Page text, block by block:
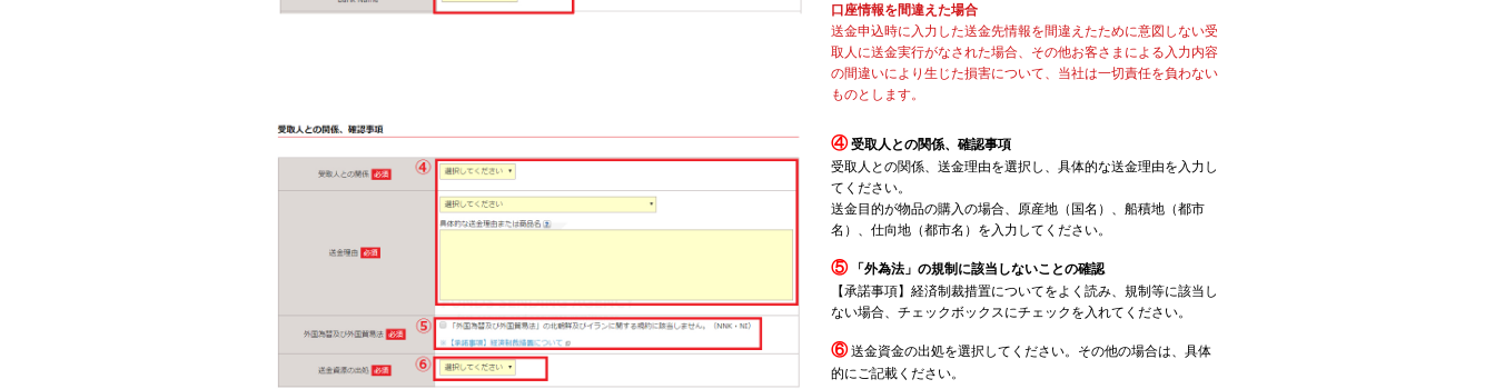
口座情報を間違えた場合
送金申込時に入力した送金先情報を間違えたために意図しない受
取人に送金実行がなされた場合、その他お客さまによる入力内容
の間違いにより生じた損害について、当社は一切責任を負わない
ものとします。
④ 受取人との関係、確認事項
受取人との関係、送金理由を選択し、具体的な送金理由を入力し
てください。
送金目的が物品の購入の場合、原産地（国名）、船積地（都市
名）、仕向地（都市名）を入力してください。
⑤
「外為法」の規制に該当しないことの確認
【承諾事項】経済制裁措置についてをよく読み、規制等に該当し
ない場合、チェックボックスにチェックを入れてください。
⑥ 送金資金の出処を選択してください。その他の場合は、具体
的にご記載ください。